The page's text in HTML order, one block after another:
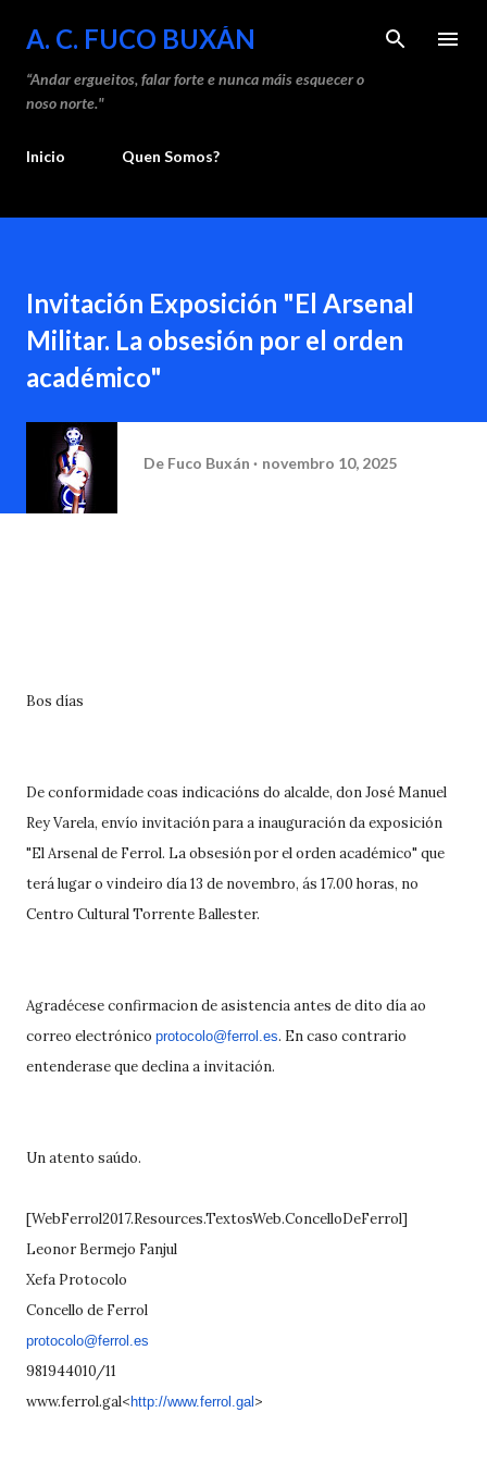
Saltar ao contido principal
A. C. FUCO BUXÁN
“Andar ergueitos, falar forte e nunca máis esquecer o
noso norte."
Inicio Quen Somos?
Invitación Exposición "El Arsenal
Militar. La obsesión por el orden
académico"
De Fuco Buxán novembro 10, 2025
Bos días
De conformidade coas indicacións do alcalde, don José Manuel
Rey Varela, envío invitación para a inauguración da exposición
"El Arsenal de Ferrol. La obsesión por el orden académico" que
terá lugar o vindeiro día 13 de novembro, ás 17.00 horas, no
Centro Cultural Torrente Ballester.
Agradécese confirmacion de asistencia antes de dito día ao
correo electrónico protocolo@ferrol.es. En caso contrario
entenderase que declina a invitación.
Un atento saúdo.
[WebFerrol2017.Resources.TextosWeb.ConcelloDeFerrol]
Leonor Bermejo Fanjul
Xefa Protocolo
Concello de Ferrol
protocolo@ferrol.es
981944010/11
www.ferrol.gal< http://www.ferrol.gal >